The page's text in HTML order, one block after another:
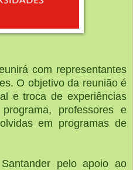
com representantes
O objetivo da reunião é
e troca de experiências
professores e
em programas de
pelo apoio ao